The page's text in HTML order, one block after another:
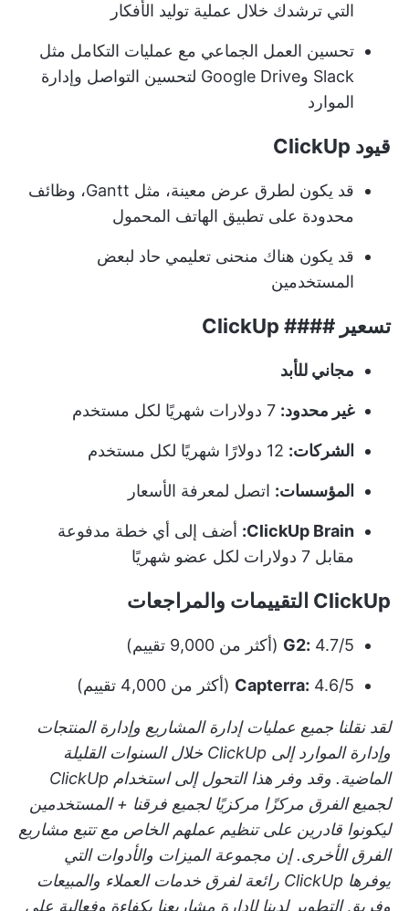
التي ترشدك خلال عملية توليد الأفكار
تحسين العمل الجماعي مع عمليات التكامل مثل
Slack وGoogle Drive لتحسين التواصل وإدارة
الموارد
قيود ClickUp
قد يكون لطرق عرض معينة، مثل Gantt، وظائف
محدودة على تطبيق الهاتف المحمول
قد يكون هناك منحنى تعليمي حاد لبعض
المستخدمين
تسعير #### ClickUp
مجاني للأبد
غير محدود:
الشركات:
المؤسسات: اتصل لمعرفة الأسعار
ClickUp Brain:
أضف إلى أي خطة مدفوعة
مقابل 7 دولارات لكل عضو شهريًا
ClickUp التقييمات والمراجعات
G2: 4.7/5 (أكثر من 9,000 تقييم)
Capterra: 4.6/5 (أكثر من 4,000 تقييم)
لقد نقلنا جميع عمليات إدارة المشاريع وإدارة المنتجات
وإدارة الموارد إلى ClickUp خلال السنوات القليلة
الماضية. وقد وفر هذا التحول إلى استخدام ClickUp
لجميع الفرق مركزًا مركزيًا لجميع فرقنا + المستخدمين
ليكونوا قادرين على تنظيم عملهم الخاص مع تتبع مشاريع
الفرق الأخرى. إن مجموعة الميزات والأدوات التي
يوفرها ClickUp رائعة لفرق خدمات العملاء والمبيعات
وفريق التطوير لدينا لإدارة مشاريعنا بكفاءة وفعالية على